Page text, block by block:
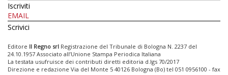
Iscriviti
EMAIL
Scrivici
Editore Il Regno srl Registrazione del Tribunale di Bologna N. 2237 del
24.10.1957 Associato all’Unione Stampa Periodica Italiana
La testata usufruisce dei contributi diretti editoria d.lgs 70/2017
Direzione e redazione Via del Monte 5 40126 Bologna (Bo) tel 051 0956100 - fax